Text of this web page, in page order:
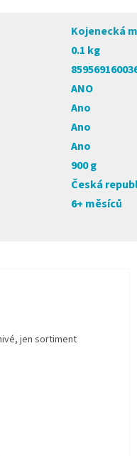
Kojenecká
0.1 kg
ANO
Ano
Ano
Ano
900 g
Česká
6+ měsíců
5 hvězdiček.
jen sortiment
5 hvězdiček.